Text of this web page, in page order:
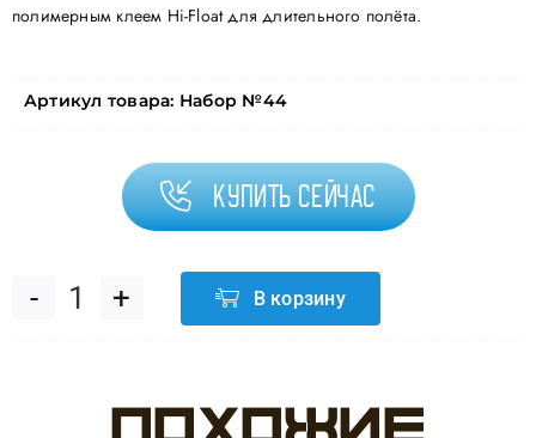
полимерным клеем Hi-Float для длительного полёта.
Артикул товара: Набор №44
Купить сейчас
Количество
Набор
В корзину